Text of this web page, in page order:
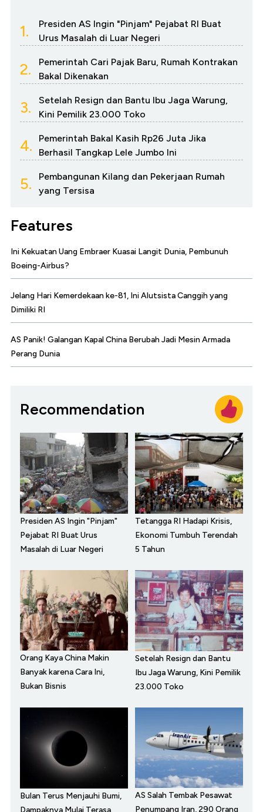
1.
Presiden AS Ingin "Pinjam" Pejabat RI Buat
Urus Masalah di Luar Negeri
2.
Pemerintah Cari Pajak Baru, Rumah Kontrakan
Bakal Dikenakan
3.
Setelah Resign dan Bantu Ibu Jaga Warung,
Kini Pemilik 23.000 Toko
4.
Pemerintah Bakal Kasih Rp26 Juta Jika
Berhasil Tangkap Lele Jumbo Ini
5.
Pembangunan Kilang dan Pekerjaan Rumah
yang Tersisa
Features
Ini Kekuatan Uang Embraer Kuasai Langit Dunia, Pembunuh
Boeing-Airbus?
Jelang Hari Kemerdekaan ke-81, Ini Alutsista Canggih yang
Dimiliki RI
AS Panik! Galangan Kapal China Berubah Jadi Mesin Armada
Perang Dunia
Recommendation
Presiden AS Ingin "Pinjam"
Pejabat RI Buat Urus
Masalah di Luar Negeri
Tetangga RI Hadapi Krisis,
Ekonomi Tumbuh Terendah
5 Tahun
Orang Kaya China Makin
Banyak karena Cara Ini,
Bukan Bisnis
Setelah Resign dan Bantu
Ibu Jaga Warung, Kini Pemilik
23.000 Toko
Bulan Terus Menjauhi Bumi,
AS Salah Tembak Pesawat
Penumpang Iran, 290 Orang